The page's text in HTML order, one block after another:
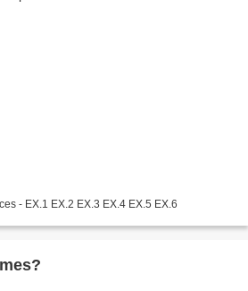
- EX.1 EX.2 EX.3 EX.4 EX.5 EX.6